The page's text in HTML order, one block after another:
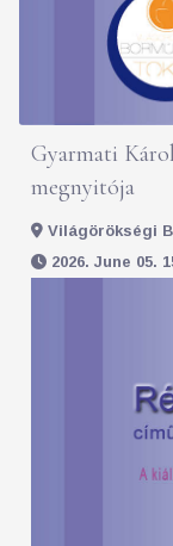
Gyarmati
megnyitója
Világörökségi
2026. June 05.